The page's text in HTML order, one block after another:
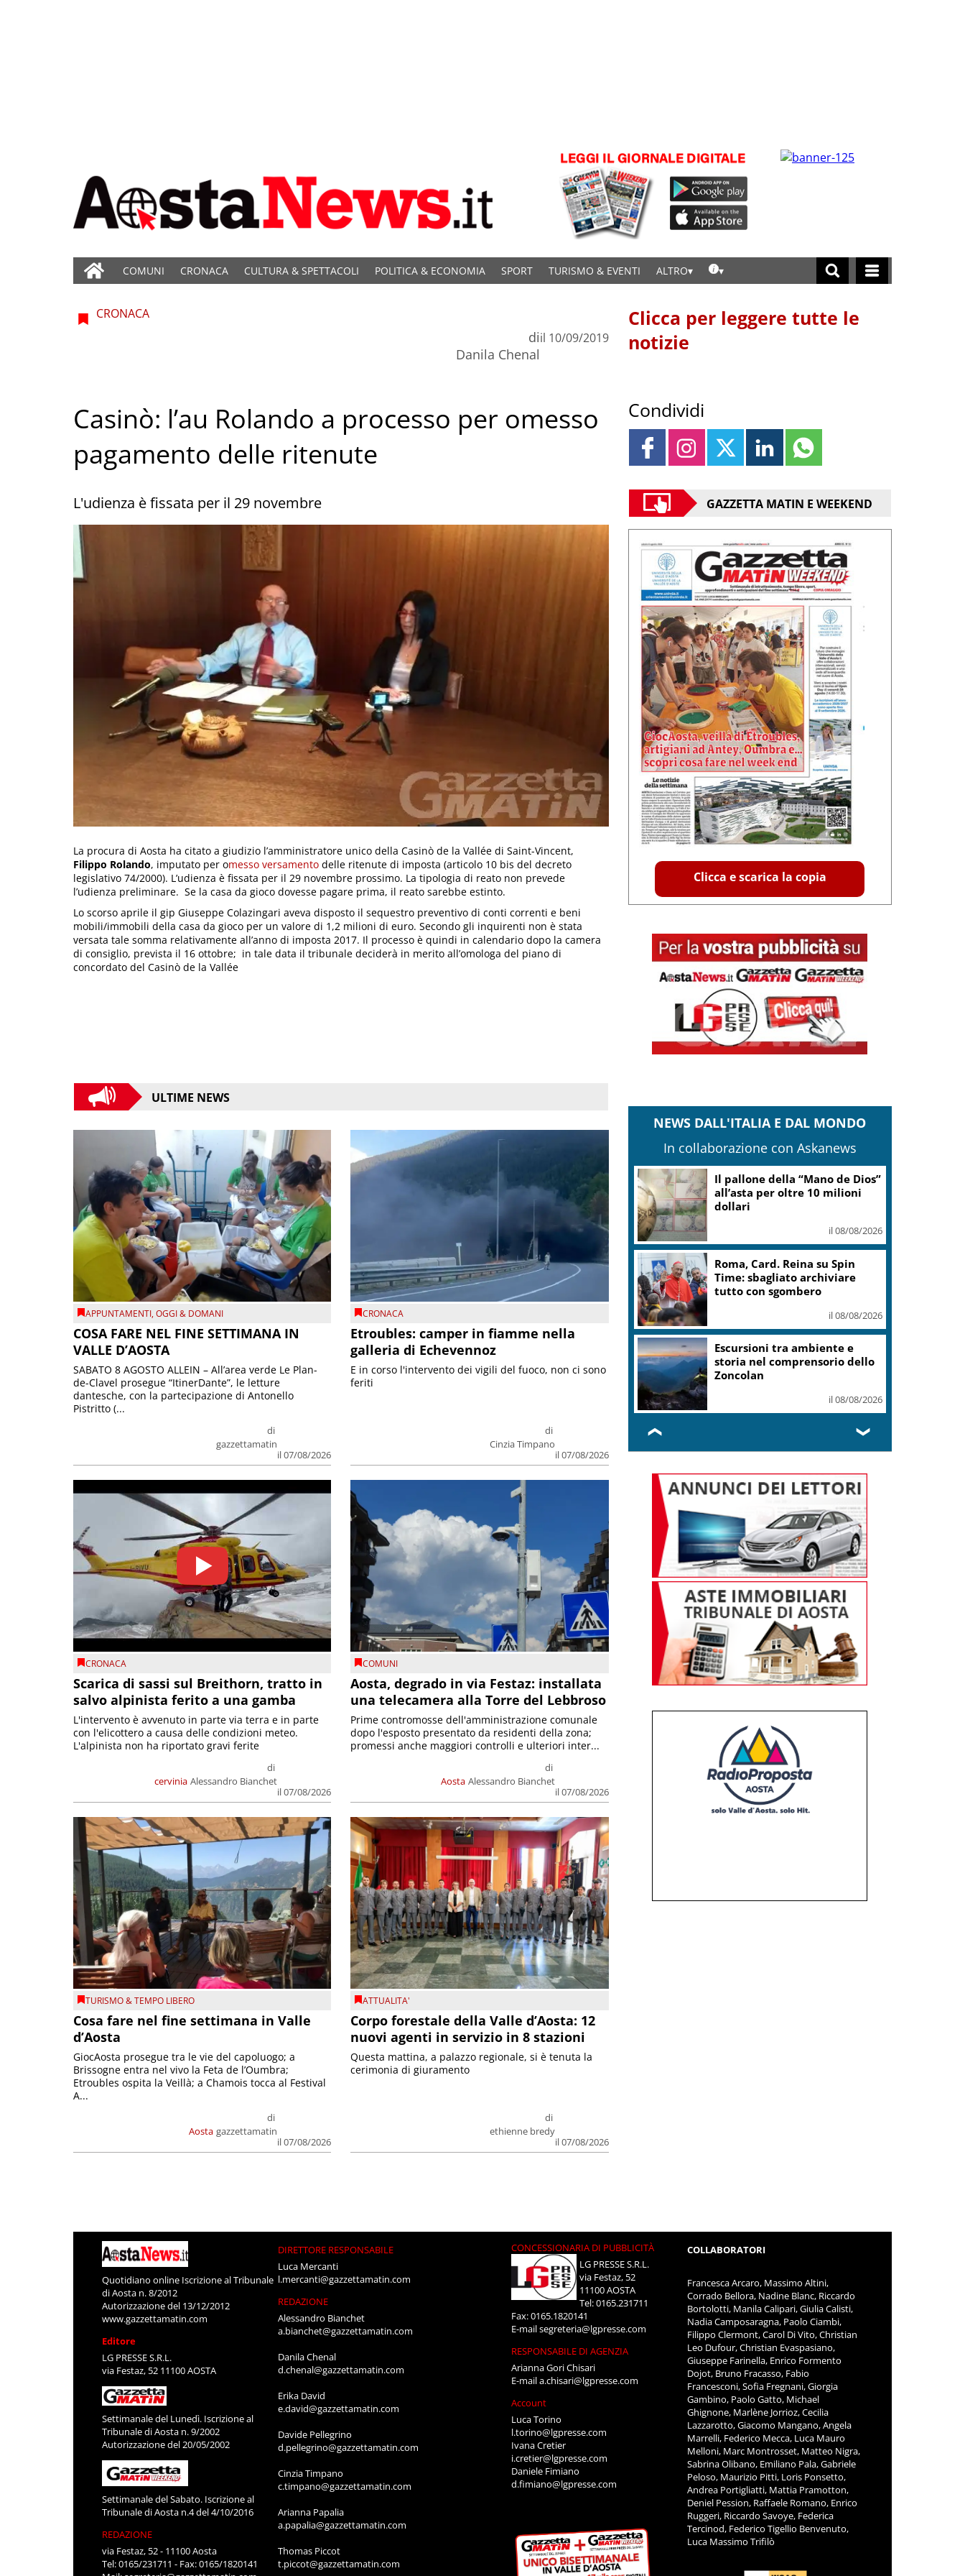
COMUNI CRONACA CULTURA & SPETTACOLI POLITICA & ECONOMIA SPORT TURISMO & EVENTI ALTRO
CRONACA
di
Danila Chenal
il 10/09/2019
Casinò: l’au Rolando a processo per omesso
pagamento delle ritenute
L'udienza è fissata per il 29 novembre
La procura di Aosta ha citato a giudizio l’amministratore unico della Casinò de la Vallée di Saint-Vincent,
Filippo Rolando, imputato per omesso versamento delle ritenute di imposta (articolo 10 bis del decreto
legislativo 74/2000). L’udienza è fissata per il 29 novembre prossimo. La tipologia di reato non prevede
l’udienza preliminare. Se la casa da gioco dovesse pagare prima, il reato sarebbe estinto.
Lo scorso aprile il gip Giuseppe Colazingari aveva disposto il sequestro preventivo di conti correnti e beni
mobili/immobili della casa da gioco per un valore di 1,2 milioni di euro. Secondo gli inquirenti non è stata
versata tale somma relativamente all’anno di imposta 2017. Il processo è quindi in calendario dopo la camera
di consiglio, prevista il 16 ottobre; in tale data il tribunale deciderà in merito all’omologa del piano di
concordato del Casinò de la Vallée
ULTIME NEWS
APPUNTAMENTI,OGGI & DOMANI
COSA FARE NEL FINE SETTIMANA IN
VALLE D’AOSTA
di
gazzettamatin
il 07/08/2026
SABATO 8 AGOSTO ALLEIN – All’area verde Le Plan-
de-Clavel prosegue “ItinerDante”, le letture
dantesche, con la partecipazione di Antonello
Pistritto (...
CRONACA
Etroubles: camper in fiamme nella
galleria di Echevennoz
di
Cinzia Timpano
il 07/08/2026
E in corso l'intervento dei vigili del fuoco, non ci sono
feriti
CRONACA
Scarica di sassi sul Breithorn, tratto in
salvo alpinista ferito a una gamba
cervinia
di
Alessandro Bianchet
il 07/08/2026
L'intervento è avvenuto in parte via terra e in parte
con l'elicottero a causa delle condizioni meteo.
L'alpinista non ha riportato gravi ferite
COMUNI
Aosta, degrado in via Festaz: installata
una telecamera alla Torre del Lebbroso
Aosta
di
Alessandro Bianchet
il 07/08/2026
Prime contromosse dell'amministrazione comunale
dopo l'esposto presentato da residenti della zona;
promessi anche maggiori controlli e ulteriori inter...
TURISMO & TEMPO LIBERO
Cosa fare nel fine settimana in Valle
d’Aosta
Aosta
di
gazzettamatin
il 07/08/2026
GiocAosta prosegue tra le vie del capoluogo; a
Brissogne entra nel vivo la Feta de l’Oumbra;
Etroubles ospita la Veillà; a Chamois tocca al Festival
A...
ATTUALITA'
Corpo forestale della Valle d’Aosta: 12
nuovi agenti in servizio in 8 stazioni
di
ethienne bredy
il 07/08/2026
Questa mattina, a palazzo regionale, si è tenuta la
cerimonia di giuramento
Clicca per leggere tutte le
notizie
Condividi
GAZZETTA MATIN E WEEKEND
Clicca e scarica la copia
NEWS DALL'ITALIA E DAL MONDO
In collaborazione con Askanews
Il pallone della “Mano de Dios”
all’asta per oltre 10 milioni
dollari
il 08/08/2026
Roma, Card. Reina su Spin
Time: sbagliato archiviare
tutto con sgombero
il 08/08/2026
Escursioni tra ambiente e
storia nel comprensorio dello
Zoncolan
il 08/08/2026
❮ ❯
Quotidiano online Iscrizione al Tribunale
di Aosta n. 8/2012
Autorizzazione del 13/12/2012
www.gazzettamatin.com
Editore
LG PRESSE S.R.L.
via Festaz, 52 11100 AOSTA
Settimanale del Lunedì. Iscrizione al
Tribunale di Aosta n. 9/2002
Autorizzazione del 20/05/2002
Settimanale del Sabato. Iscrizione al
Tribunale di Aosta n.4 del 4/10/2016
REDAZIONE
via Festaz, 52 - 11100 Aosta
Tel: 0165/231711 - Fax: 0165/1820141
DIRETTORE RESPONSABILE
Luca Mercanti
l.mercanti@gazzettamatin.com
REDAZIONE
Alessandro Bianchet
a.bianchet@gazzettamatin.com
Danila Chenal
d.chenal@gazzettamatin.com
Erika David
e.david@gazzettamatin.com
Davide Pellegrino
d.pellegrino@gazzettamatin.com
Cinzia Timpano
c.timpano@gazzettamatin.com
Arianna Papalia
a.papalia@gazzettamatin.com
Thomas Piccot
t.piccot@gazzettamatin.com
CONCESSIONARIA DI PUBBLICITÀ
LG PRESSE S.R.L.
via Festaz, 52
11100 AOSTA
Tel: 0165.231711
Fax: 0165.1820141
E-mailsegreteria@lgpresse.com
RESPONSABILE DI AGENZIA
Arianna Gori Chisari
E-maila.chisari@lgpresse.com
Account
Luca Torino
l.torino@lgpresse.com
Ivana Cretier
i.cretier@lgpresse.com
Daniele Fimiano
d.fimiano@lgpresse.com
COLLABORATORI
Francesca Arcaro, Massimo Altini,
Corrado Bellora, Nadine Blanc, Riccardo
Bortolotti, Manila Calipari, Giulia Calisti,
Nadia Camposaragna, Paolo Ciambi,
Filippo Clermont, Carol Di Vito, Christian
Leo Dufour, Christian Evaspasiano,
Giuseppe Farinella, Enrico Formento
Dojot, Bruno Fracasso, Fabio
Francesconi, Sofia Fregnani, Giorgia
Gambino, Paolo Gatto, Michael
Ghignone, Marlène Jorrioz, Cecilia
Lazzarotto, Giacomo Mangano, Angela
Marrelli, Federico Mecca, Luca Mauro
Melloni, Marc Montrosset, Matteo Nigra,
Sabrina Olibano, Emiliano Pala, Gabriele
Peloso, Maurizio Pitti, Loris Ponsetto,
Andrea Portigliatti, Mattia Pramotton,
Deniel Pession, Raffaele Romano, Enrico
Ruggeri, Riccardo Savoye, Federica
Tercinod, Federico Tigellio Benvenuto,
Luca Massimo Trifilò